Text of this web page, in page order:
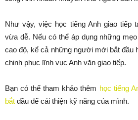
Như vậy, việc học tiếng Anh giao tiếp
vừa dễ. Nếu có thể áp dụng những
cao độ, kể cả những người mới bắt đầu
chinh phục lĩnh vục Anh văn giao tiếp.
Bạn có thể tham khảo thêm học tiếng
bắt đầu để cải thiện kỹ năng của mình.